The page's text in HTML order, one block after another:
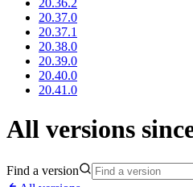
20.37.0
20.37.1
20.38.0
20.39.0
20.40.0
20.41.0
All versions
Find a version